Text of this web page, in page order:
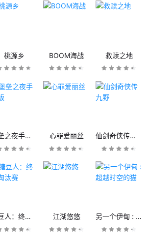
桃源乡 BOOM海战 救赎之地
堡垒之夜手机版 心罪爱丽丝 仙剑奇侠传九野
糖豆人：终极淘汰赛 江湖悠悠 另一个伊甸 : 超越时空的猫